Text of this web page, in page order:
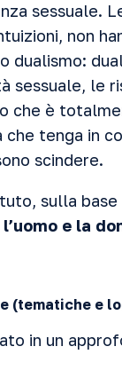
sessuale.
non
dualismo:
sessuale, le
che è
tenga in
scindere.
sulla
e la
(tematiche e
in un